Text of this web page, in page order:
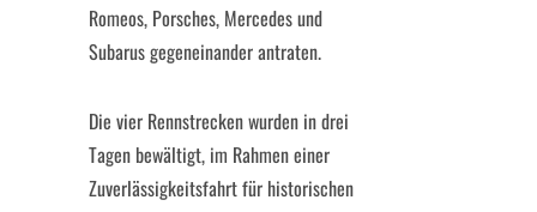
Romeos, Porsches, Mercedes und
Subarus gegeneinander antraten.
Die vier Rennstrecken wurden in drei
Tagen bewältigt, im Rahmen einer
Zuverlässigkeitsfahrt für historischen